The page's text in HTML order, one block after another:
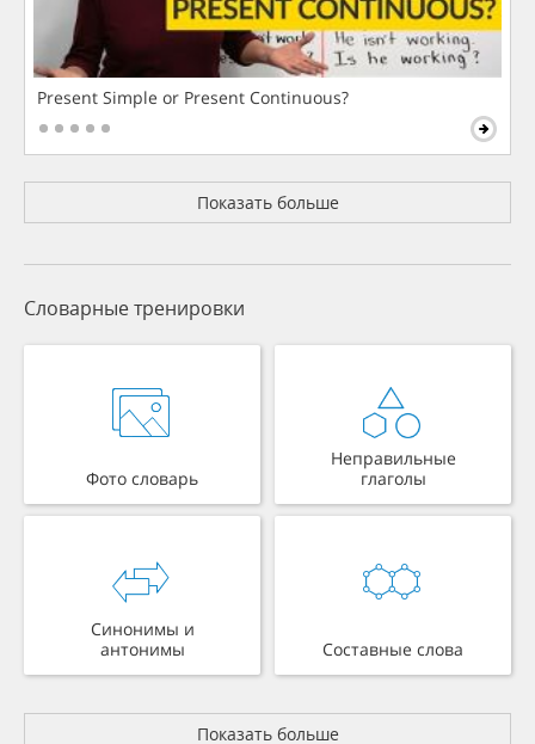
Present Simple or Present Continuous?
Показать больше
Словарные тренировки
Фото словарь
Неправильные
глаголы
Синонимы и
антонимы
Составные слова
Показать больше